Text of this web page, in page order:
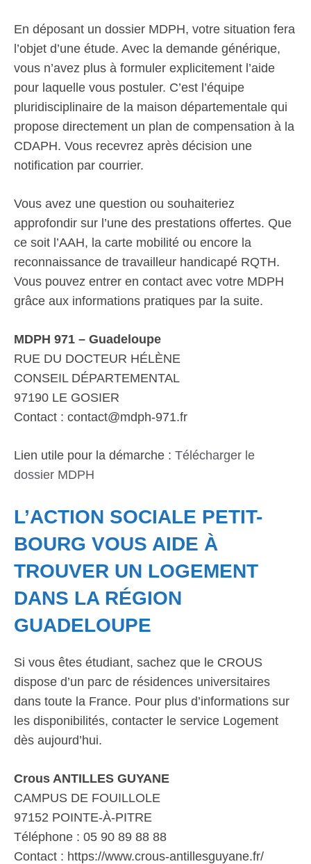
En déposant un dossier MDPH, votre situation fera
l’objet d’une étude. Avec la demande générique,
vous n’avez plus à formuler explicitement l’aide
pour laquelle vous postuler. C’est l’équipe
pluridisciplinaire de la maison départementale qui
propose directement un plan de compensation à la
CDAPH. Vous recevrez après décision une
notification par courrier.
Vous avez une question ou souhaiteriez
approfondir sur l’une des prestations offertes. Que
ce soit l’AAH, la carte mobilité ou encore la
reconnaissance de travailleur handicapé RQTH.
Vous pouvez entrer en contact avec votre MDPH
grâce aux informations pratiques par la suite.
MDPH 971 – Guadeloupe
RUE DU DOCTEUR HÉLÈNE
CONSEIL DÉPARTEMENTAL
97190 LE GOSIER
Contact : contact@mdph-971.fr
Lien utile pour la démarche : Télécharger le
dossier MDPH
L’ACTION SOCIALE PETIT-
BOURG VOUS AIDE À
TROUVER UN LOGEMENT
DANS LA RÉGION
GUADELOUPE
Si vous êtes étudiant, sachez que le CROUS
dispose d’un parc de résidences universitaires
dans toute la France. Pour plus d’informations sur
les disponibilités, contacter le service Logement
dès aujourd’hui.
Crous ANTILLES GUYANE
CAMPUS DE FOUILLOLE
97152 POINTE-À-PITRE
Téléphone : 05 90 89 88 88
Contact : https://www.crous-antillesguyane.fr/